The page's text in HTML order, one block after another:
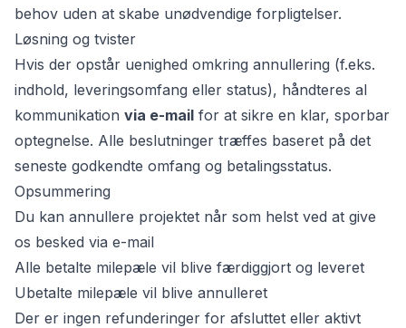
behov uden at skabe unødvendige forpligtelser.
Løsning og tvister
Hvis der opstår uenighed omkring annullering (f.eks.
indhold, leveringsomfang eller status), håndteres al
kommunikation via e-mail for at sikre en klar, sporbar
optegnelse. Alle beslutninger træffes baseret på det
seneste godkendte omfang og betalingsstatus.
Opsummering
Du kan annullere projektet når som helst ved at give
os besked via e-mail
Alle betalte milepæle vil blive færdiggjort og leveret
Ubetalte milepæle vil blive annulleret
Der er ingen refunderinger for afsluttet eller aktivt